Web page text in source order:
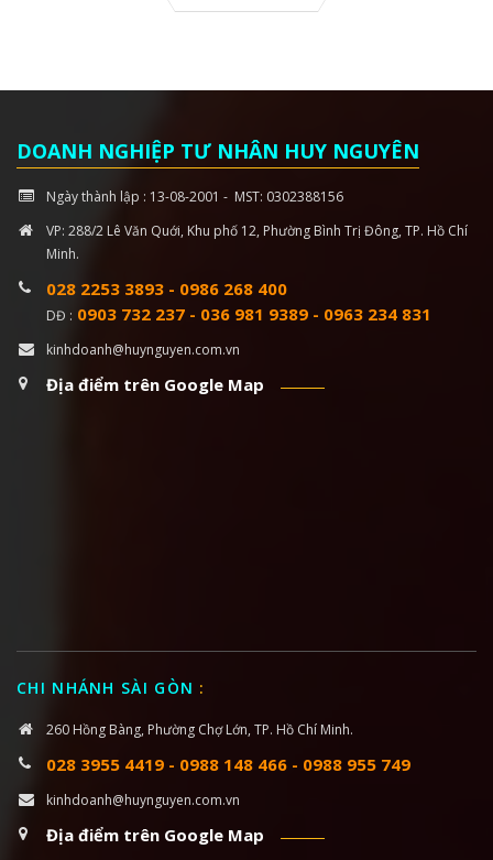
DOANH NGHIỆP TƯ NHÂN HUY NGUYÊN
Ngày thành lập : 13-08-2001 - MST: 0302388156
VP: 288/2 Lê Văn Quới, Khu phố 12, Phường Bình Trị Đông, TP. Hồ Chí
Minh.
028 2253 3893 - 0986 268 400
DĐ : 0903 732 237 - 036 981 9389 - 0963 234 831
kinhdoanh@huynguyen.com.vn
Địa điểm trên Google Map
CHI NHÁNH SÀI GÒN :
260 Hồng Bàng, Phường Chợ Lớn, TP. Hồ Chí Minh.
028 3955 4419 - 0988 148 466 - 0988 955 749
kinhdoanh@huynguyen.com.vn
Địa điểm trên Google Map